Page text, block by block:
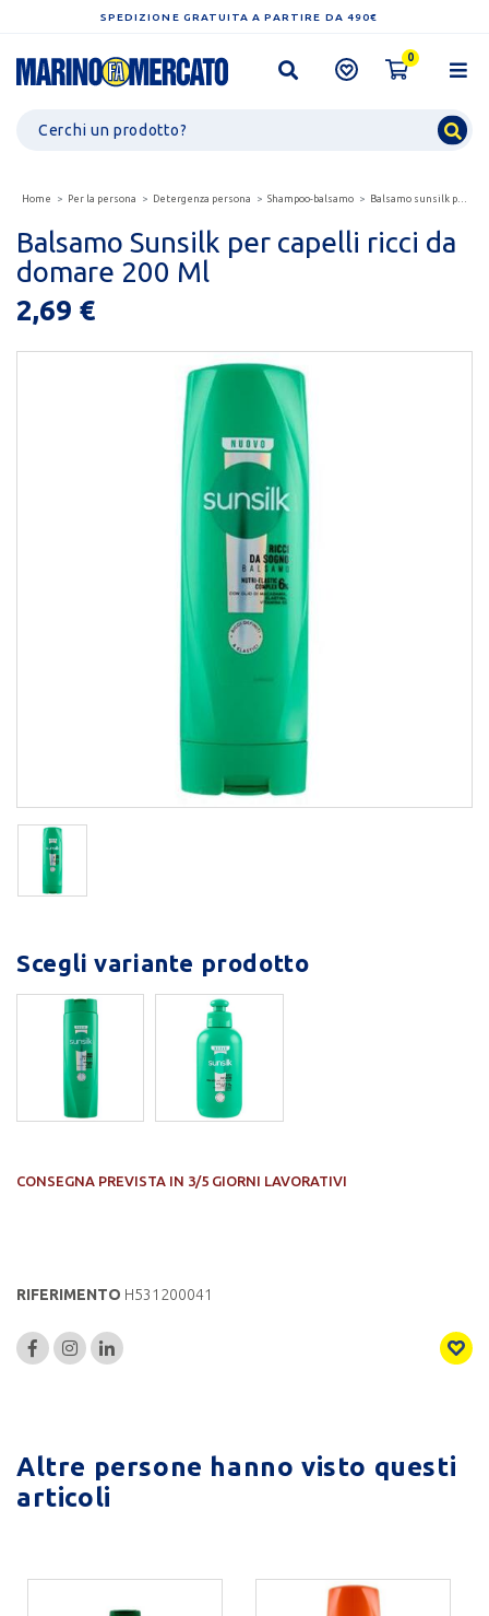
SPEDIZIONE GRATUITA A PARTIRE DA 490€
0
Home Per la persona Detergenza persona Shampoo-balsamo Balsamo sunsilk per capelli ricci da domare 200 ml
Balsamo Sunsilk per capelli ricci da
domare 200 Ml
2,69 €
Scegli variante prodotto
CONSEGNA PREVISTA IN 3/5 GIORNI LAVORATIVI
RIFERIMENTO H531200041
Altre persone hanno visto questi
articoli